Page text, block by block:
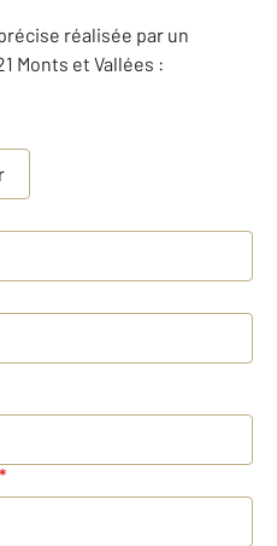
réalisée par un
Monts et Vallées :
*